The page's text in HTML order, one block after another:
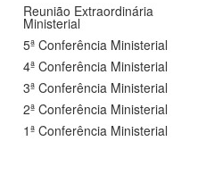
Reunião Extraordinária
Ministerial
5ª Conferência Ministerial
4ª Conferência Ministerial
3ª Conferência Ministerial
2ª Conferência Ministerial
1ª Conferência Ministerial